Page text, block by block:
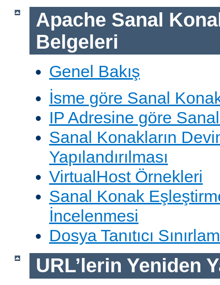
Apache Sanal
Belgeleri
Genel Bakış
İsme göre Sanal
IP Adresine göre
Sanal Konakların
Yapılandırılması
VirtualHost Örnekleri
Sanal Konak
İncelenmesi
Dosya Tanıtıcı
URL’lerin Yeniden